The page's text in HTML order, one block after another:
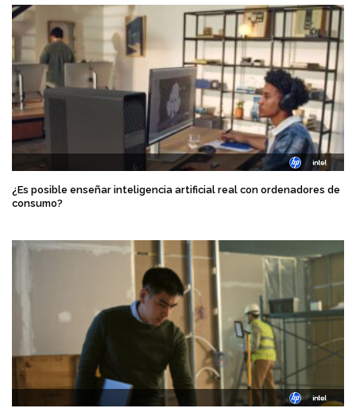
¿Es posible enseñar inteligencia artificial real con ordenadores de
consumo?